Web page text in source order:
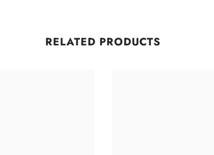
RELATED PRODUCTS